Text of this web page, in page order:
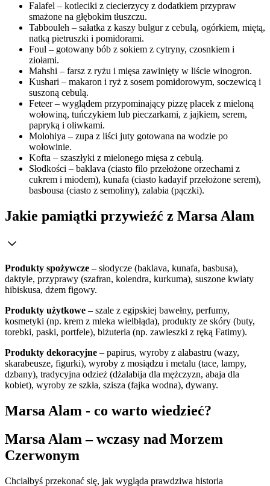
Falafel – kotleciki z ciecierzycy z dodatkiem przypraw
smażone na głębokim tłuszczu.
Tabbouleh – sałatka z kaszy bulgur z cebulą, ogórkiem, miętą,
natką pietruszki i pomidorami.
Foul – gotowany bób z sokiem z cytryny, czosnkiem i
ziołami.
Mahshi – farsz z ryżu i mięsa zawinięty w liście winogron.
Kushari – makaron i ryż z sosem pomidorowym, soczewicą i
suszoną cebulą.
Feteer – wyglądem przypominający pizzę placek z mieloną
wołowiną, tuńczykiem lub pieczarkami, z jajkiem, serem,
papryką i oliwkami.
Molohiya – zupa z liści juty gotowana na wodzie po
wołowinie.
Kofta – szaszłyki z mielonego mięsa z cebulą.
Słodkości – baklava (ciasto filo przełożone orzechami z
cukrem i miodem), kunafa (ciasto kadayif przełożone serem),
basbousa (ciasto z semoliny), zalabia (pączki).
Jakie pamiątki przywieźć z Marsa Alam
Produkty spożywcze – słodycze (baklava, kunafa, basbusa),
daktyle, przyprawy (szafran, kolendra, kurkuma), suszone kwiaty
hibiskusa, dżem figowy.
Produkty użytkowe – szale z egipskiej bawełny, perfumy,
kosmetyki (np. krem z mleka wielbłąda), produkty ze skóry (buty,
torebki, paski, portfele), biżuteria (np. zawieszki z ręką Fatimy).
Produkty dekoracyjne – papirus, wyroby z alabastru (wazy,
skarabeusze, figurki), wyroby z mosiądzu i metalu (tace, lampy,
dzbany), tradycyjna odzież (dżalabija dla mężczyzn, abaja dla
kobiet), wyroby ze szkła, szisza (fajka wodna), dywany.
Marsa Alam - co warto wiedzieć?
Marsa Alam – wczasy nad Morzem
Czerwonym
Chciałbyś przekonać się, jak wygląda prawdziwa historia